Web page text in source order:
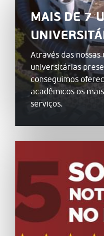
MAIS DE 7
Através das nossas
universitárias
conseguimos
acadêmicos os
serviços.